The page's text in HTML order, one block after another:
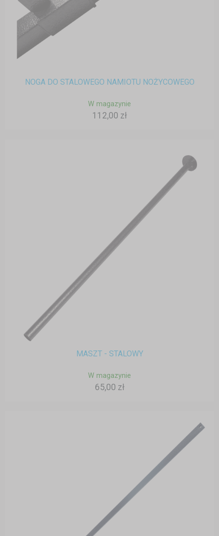
NOGA DO STALOWEGO NAMIOTU NOŻYCOWEGO
W magazynie
112,00 zł
MASZT - STALOWY
W magazynie
65,00 zł